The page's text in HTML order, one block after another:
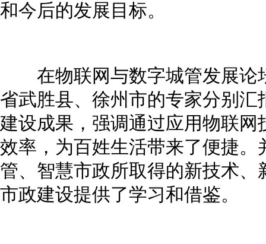
和今后的发展目标。
在物联网与数字城管发展论
省武胜县、徐州市的专家分别
建设成果，强调通过应用物联
效率，为百姓生活带来了便捷
管、智慧市政所取得的新技术
市政建设提供了学习和借鉴。